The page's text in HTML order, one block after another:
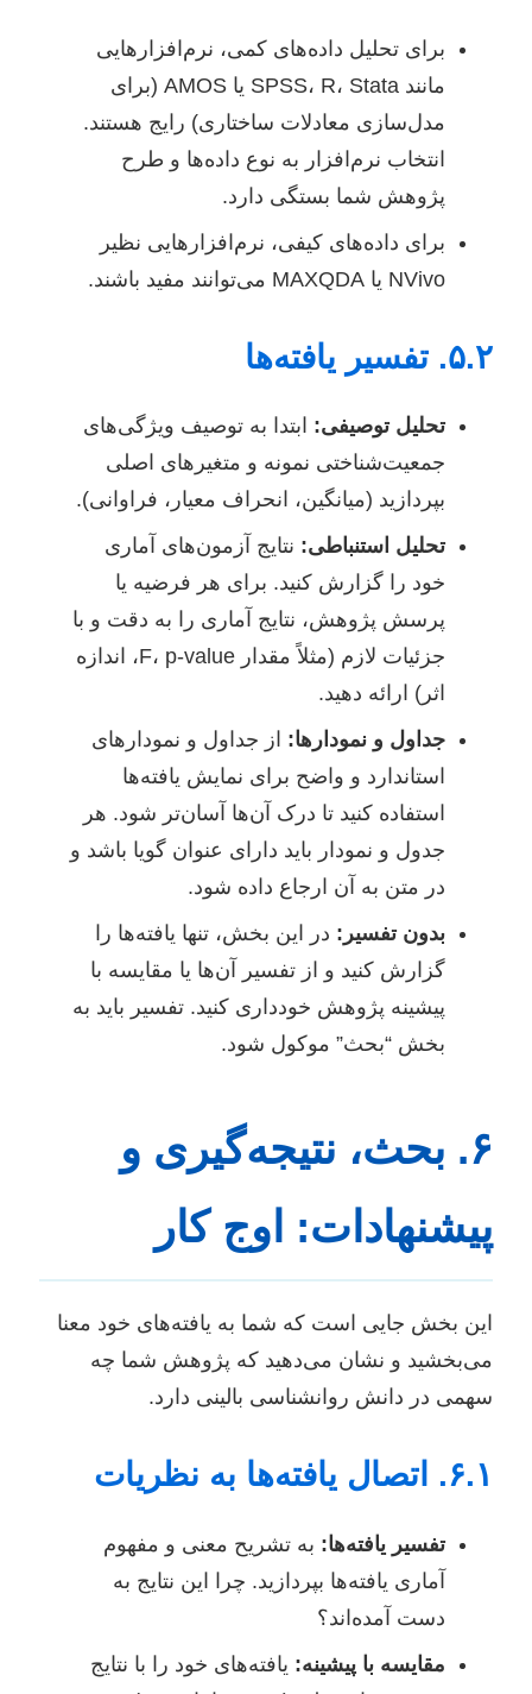
برای تحلیل داده‌های کمی، نرم‌افزارهایی
مانند SPSS، R، Stata یا AMOS (برای
مدل‌سازی معادلات ساختاری) رایج هستند.
انتخاب نرم‌افزار به نوع داده‌ها و طرح
پژوهش شما بستگی دارد.
برای داده‌های کیفی، نرم‌افزارهایی نظیر
NVivo یا MAXQDA می‌توانند مفید باشند.
۵.۲. تفسیر یافته‌ها
تحلیل توصیفی: ابتدا به توصیف ویژگی‌های
جمعیت‌شناختی نمونه و متغیرهای اصلی
بپردازید (میانگین، انحراف معیار، فراوانی).
تحلیل استنباطی: نتایج آزمون‌های آماری
خود را گزارش کنید. برای هر فرضیه یا
پرسش پژوهش، نتایج آماری را به دقت و با
جزئیات لازم (مثلاً مقدار F، p-value، اندازه
اثر) ارائه دهید.
جداول و نمودارها: از جداول و نمودارهای
استاندارد و واضح برای نمایش یافته‌ها
استفاده کنید تا درک آن‌ها آسان‌تر شود. هر
جدول و نمودار باید دارای عنوان گویا باشد و
در متن به آن ارجاع داده شود.
بدون تفسیر: در این بخش، تنها یافته‌ها را
گزارش کنید و از تفسیر آن‌ها یا مقایسه با
پیشینه پژوهش خودداری کنید. تفسیر باید به
بخش “بحث” موکول شود.
۶. بحث، نتیجه‌گیری و
پیشنهادات: اوج کار
این بخش جایی است که شما به یافته‌های خود معنا
می‌بخشید و نشان می‌دهید که پژوهش شما چه
سهمی در دانش روانشناسی بالینی دارد.
۶.۱. اتصال یافته‌ها به نظریات
تفسیر یافته‌ها: به تشریح معنی و مفهوم
آماری یافته‌ها بپردازید. چرا این نتایج به
دست آمده‌اند؟
مقایسه با پیشینه: یافته‌های خود را با نتایج